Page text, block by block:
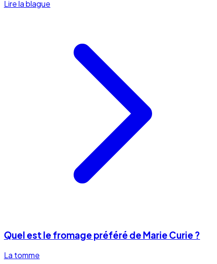
Lire la blague
Quel est le fromage préféré de Marie Curie ?
La tomme